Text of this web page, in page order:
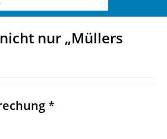
nur „Müllers
*